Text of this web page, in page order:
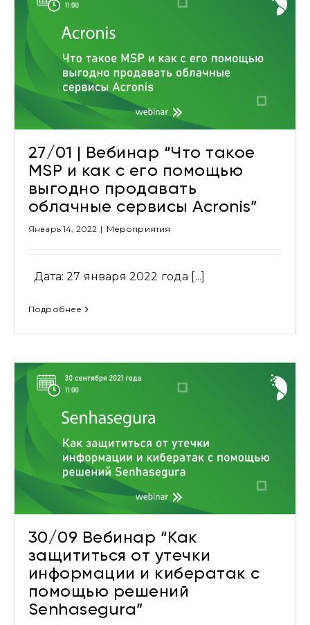
27/01 | Вебинар “Что такое
MSP и как с его помощью
выгодно продавать
облачные сервисы Acronis”
Январь 14, 2022 | Мероприятия
Дата: 27 января 2022 года [...]
Подробнее
30/09 Вебинар “Как
защититься от утечки
информации и кибератак с
помощью решений
Senhasegura”